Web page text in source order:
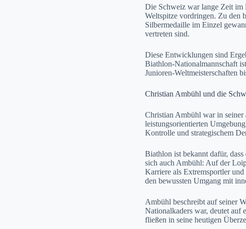
Die Schweiz war lange Zeit im
Weltspitze vordringen. Zu den
Silbermedaille im Einzel
vertreten sind.
Diese Entwicklungen sind
Biathlon-Nationalmannschaft
Junioren-Weltmeisterschaften
Christian Ambühl und die
Christian Ambühl war in seiner
leistungsorientierten
Kontrolle und strategischem
Biathlon ist bekannt dafür,
sich auch Ambühl: Auf der
Karriere als Extremsportler
den bewussten Umgang mit
Ambühl beschreibt auf seiner
Nationalkaders war, deutet auf
fließen in seine heutigen